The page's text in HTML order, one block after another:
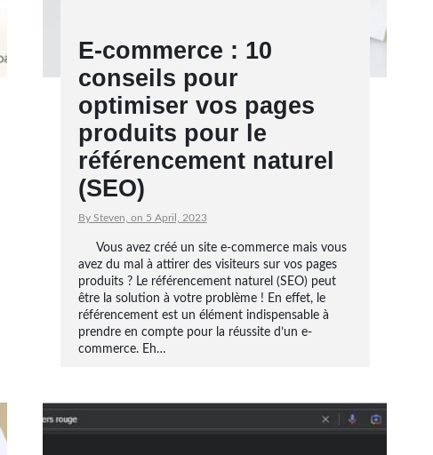
E-commerce : 10
conseils pour
optimiser vos pages
produits pour le
référencement naturel
(SEO)
By Steven, on 5 April, 2023
Vous avez créé un site e-commerce mais vous
avez du mal à attirer des visiteurs sur vos pages
produits ? Le référencement naturel (SEO) peut
être la solution à votre problème ! En effet, le
référencement est un élément indispensable à
prendre en compte pour la réussite d’un e-
commerce. Eh…